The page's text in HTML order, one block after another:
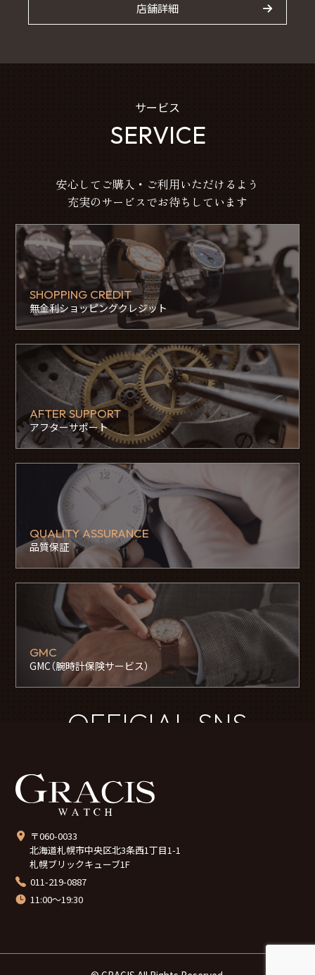
店舗詳細
サービス
SERVICE
安心してご購入・ご利用いただけるよう
充実のサービスでお待ちしています
SHOPPING CREDIT
無金利ショッピングクレジット
AFTER SUPPORT
アフターサポート
QUALITY ASSURANCE
品質保証
GMC
GMC（腕時計保険サービス）
OFFICIAL SNS
〒060-0033
北海道札幌市中央区北3条西1丁目1-1
札幌ブリックキューブ1F
011-219-0887
11:00～19:30